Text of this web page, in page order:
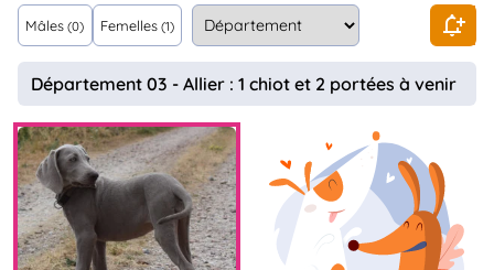
..
Assurances
Connexion
Mâles (0) Femelles (1)
Département 03 - Allier : 1 chiot et 2 portées à venir